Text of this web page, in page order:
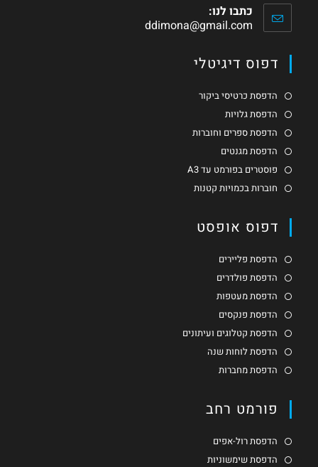
כתבו לנו:
ddimona@gmail.com
דפוס דיגיטלי
הדפסת כרטיסי ביקור
הדפסת גלויות
הדפסת ספרים וחוברות
הדפסת מגנטים
פוסטרים בפורמט עד A3
חוברות בכמויות קטנות
דפוס אופסט
הדפסת פליירים
הדפסת פולדרים
הדפסת מעטפות
הדפסת פנקסים
הדפסת קטלוגים ועיתונים
הדפסת לוחות שנה
הדפסת מחברות
פורמט רחב
הדפסת רול-אפים
הדפסת שימשוניות